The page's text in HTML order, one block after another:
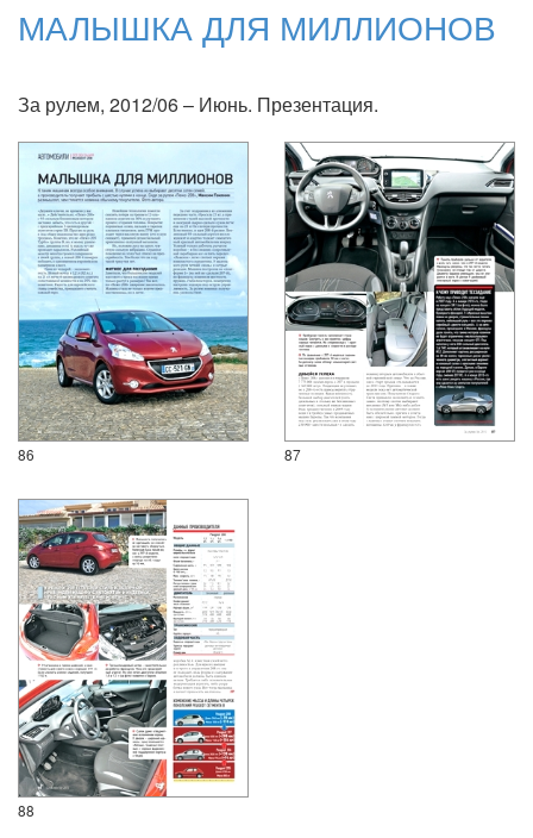
МАЛЫШКА ДЛЯ МИЛЛИОНОВ
За рулем, 2012/06 – Июнь. Презентация.
86 87
88